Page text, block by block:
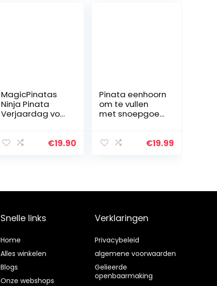
MagicPinatas
Ninja Pinata
Verjaardag voor
Ninjago Piniata
€19.90
Pinata eenhoorn
om te vullen
met snoepgoed
kinderverjaarda
€19.99
Snelle links
Home
Alles winkelen
Blogs
Onze webshops
Verklaringen
Privacybeleid
algemene voorwaarden
Gelieerde
openbaarmaking